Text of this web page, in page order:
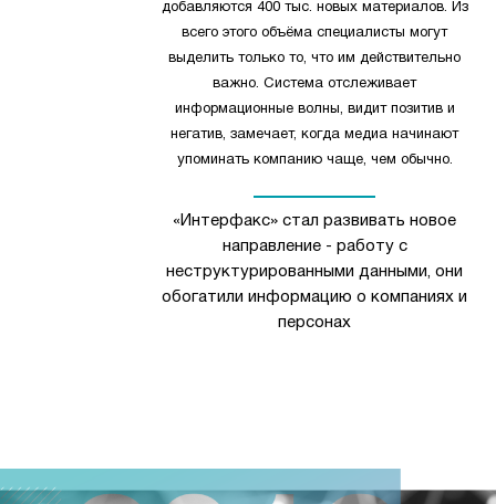
добавляются 400 тыс. новых материалов. Из
всего этого объёма специалисты могут
выделить только то, что им действительно
важно. Система отслеживает
информационные волны, видит позитив и
негатив, замечает, когда медиа начинают
упоминать компанию чаще, чем обычно.
«Интерфакс» стал развивать новое
направление - работу с
неструктурированными данными, они
обогатили информацию о компаниях и
персонах